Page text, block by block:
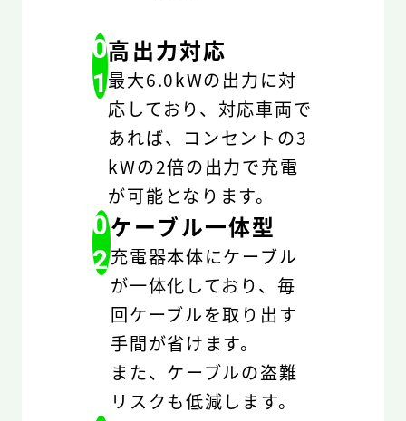
0
1
高出力対応
最大6.0kWの出力に対
応しており、対応車両で
あれば、コンセントの3
kWの2倍の出力で充電
が可能となります。
0
2
ケーブル一体型
充電器本体にケーブル
が一体化しており、毎
回ケーブルを取り出す
手間が省けます。
また、ケーブルの盗難
リスクも低減します。